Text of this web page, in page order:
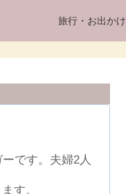
旅行・お出かけ
です。夫婦2人
す。